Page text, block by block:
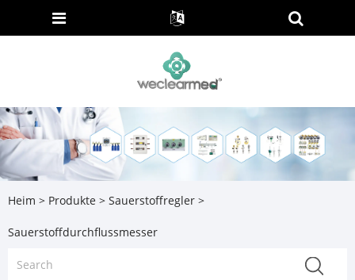
Heim > Produkte > Sauerstoffregler >
Sauerstoffdurchflussmesser